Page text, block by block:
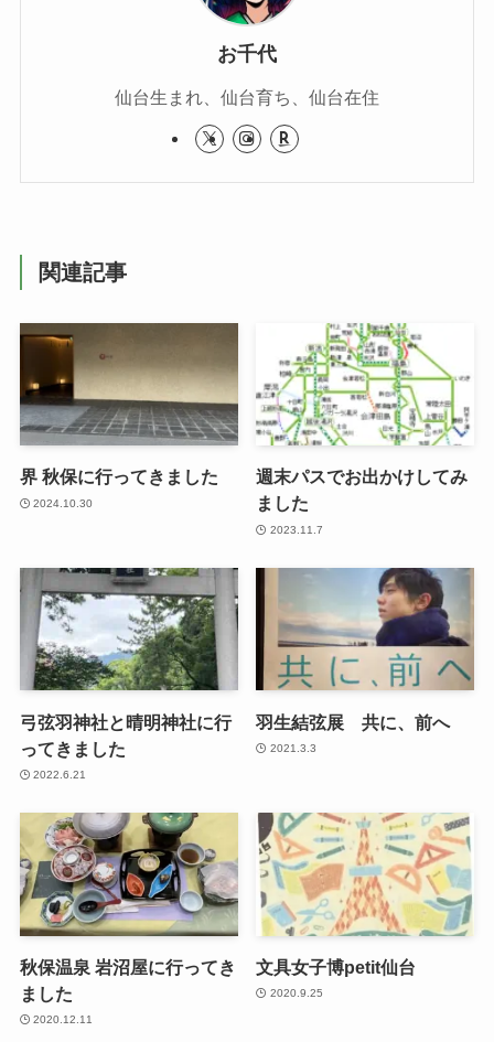
お千代
仙台生まれ、仙台育ち、仙台在住
関連記事
界 秋保に行ってきました
2024.10.30
週末パスでお出かけしてみ
ました
2023.11.7
弓弦羽神社と晴明神社に行
ってきました
2022.6.21
羽生結弦展 共に、前へ
2021.3.3
秋保温泉 岩沼屋に行ってき
ました
2020.12.11
文具女子博petit仙台
2020.9.25